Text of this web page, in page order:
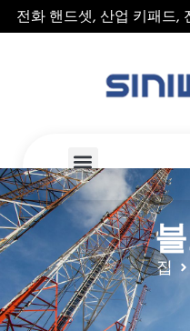
전화 핸드셋, 산업 키패드,
집